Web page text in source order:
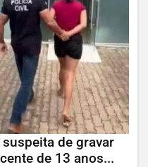
de gravar
de 13 anos...